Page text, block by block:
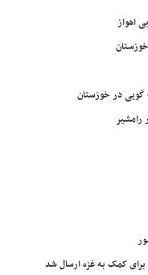
اهواز
گویی در خوزستان
رامشیر
کمک به غزه ارسال شد